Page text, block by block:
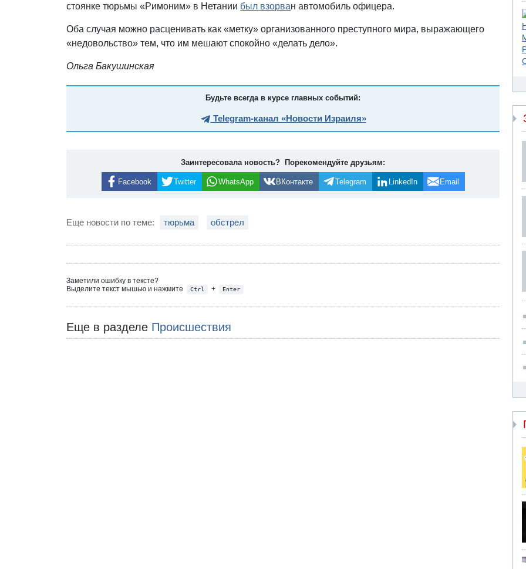
стоянке тюрьмы «Римоним» в Нетании был взорван автомобиль офицера.
Оба случая можно расценивать как «метку» организованного преступного мира, выражающего
«недовольство» тем, что им мешают спокойно «делать дело».
Ольга Бакушинская
Будьте всегда в курсе главных событий:
Telegram-канал «Новости Израиля»
Заинтересовала новость? Порекомендуйте друзьям:
Facebook Twitter WhatsApp ВКонтакте Telegram LinkedIn Email
Еще новости по теме: тюрьма обстрел
Заметили ошибку в тексте?
Выделите текст мышью и нажмите
Ctrl + Enter
Еще в разделе Происшествия